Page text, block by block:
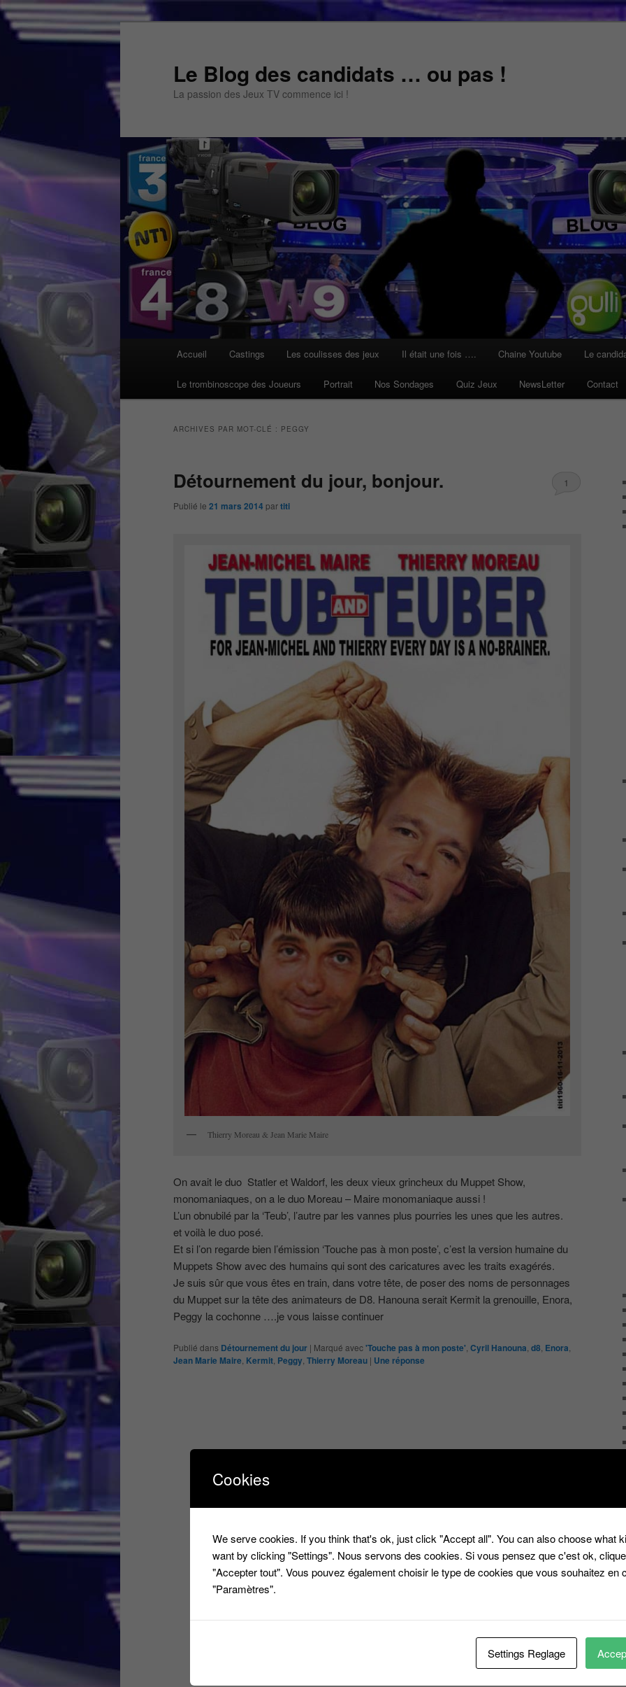
Aller
Aller
Le Blog des candidats … ou pas !
La passion des Jeux TV commence ici !
Accueil Castings Les coulisses des jeux Il était une fois …. Chaine Youtube Le
Le trombinoscope des Joueurs Portrait Nos Sondages Quiz Jeux NewsLetter Contact
ARCHIVES PAR MOT-CLÉ : PEGGY
Détournement du jour, bonjour.
Publié le 21 mars 2014 partiti
1
Thierry Moreau & Jean Marie Maire
On avait le duo Statler et Waldorf, les deux vieux grincheux du Muppet Show,
monomaniaques, on a le duo Moreau – Maire monomaniaque aussi !
L’un obnubilé par la ‘Teub’, l’autre par les vannes plus pourries les unes que les autres.
et voilà le duo posé.
Et si l’on regarde bien l’émission ‘Touche pas à mon poste’, c’est la version humaine du
Muppets Show avec des humains qui sont des caricatures avec les traits exagérés.
Je suis sûr que vous êtes en train, dans votre tête, de poser des noms de personnages
du Muppet sur la tête des animateurs de D8. Hanouna serait Kermit la grenouille, Enora,
Peggy la cochonne ….je vous laisse continuer
Publié dans Détournement du jour | Marqué avec'Touche pas à mon poste' Cyril Hanouna d8 Enora
Jean Marie Maire Kermit Peggy Thierry Moreau | Une réponse
Cookies
We serve cookies. If you think that's ok, just click "Accept all". You can also choose what
want by clicking "Settings". Nous servons des cookies. Si vous pensez que c'est ok,
"Accepter tout". Vous pouvez également choisir le type de cookies que vous souhaitez en
"Paramètres".
Settings Reglage